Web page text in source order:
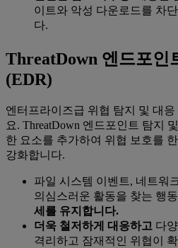
이트와 악성 다운로드를 차
다.
‌ThreatDown 엔드포인
(EDR)
엔터프라이즈급 위협 탐지 및 대
요. ThreatDown 엔드포인트 탐지
한 요소를 추가하여 위협 보호를
강화합니다.
파일 시스템 이벤트, 네트워
의심스러운 활동을 찾는 행
세를 유지합니다.
더욱 철저하게 대응하고 다
격리하고 잠재적인 위협이